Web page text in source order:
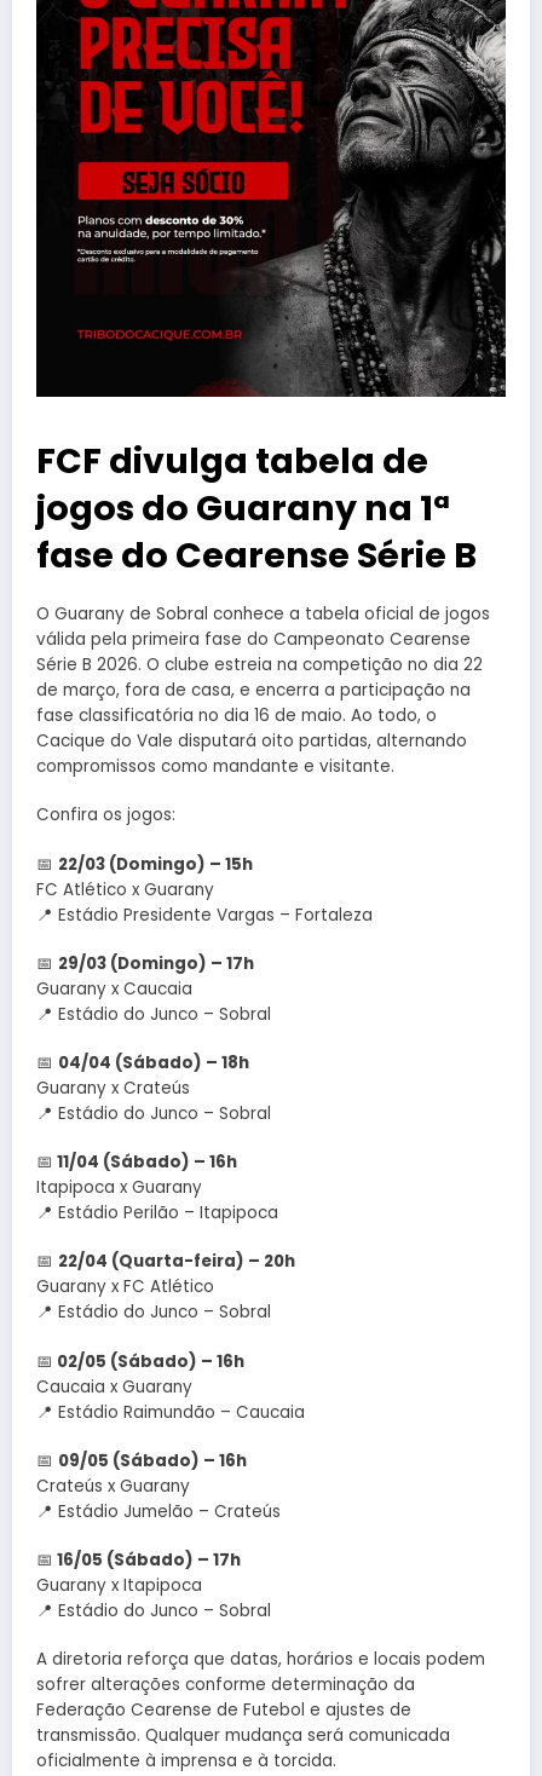
FCF divulga tabela de
jogos do Guarany na 1ª
fase do Cearense Série B
O Guarany de Sobral conhece a tabela oficial de jogos
válida pela primeira fase do Campeonato Cearense
Série B 2026. O clube estreia na competição no dia 22
de março, fora de casa, e encerra a participação na
fase classificatória no dia 16 de maio. Ao todo, o
Cacique do Vale disputará oito partidas, alternando
compromissos como mandante e visitante.
Confira os jogos:
📅 22/03 (Domingo) – 15h
FC Atlético x Guarany
📍 Estádio Presidente Vargas – Fortaleza
📅 29/03 (Domingo) – 17h
Guarany x Caucaia
📍 Estádio do Junco – Sobral
📅 04/04 (Sábado) – 18h
Guarany x Crateús
📍 Estádio do Junco – Sobral
📅 11/04 (Sábado) – 16h
Itapipoca x Guarany
📍 Estádio Perilão – Itapipoca
📅 22/04 (Quarta-feira) – 20h
Guarany x FC Atlético
📍 Estádio do Junco – Sobral
📅 02/05 (Sábado) – 16h
Caucaia x Guarany
📍 Estádio Raimundão – Caucaia
📅 09/05 (Sábado) – 16h
Crateús x Guarany
📍 Estádio Jumelão – Crateús
📅 16/05 (Sábado) – 17h
Guarany x Itapipoca
📍 Estádio do Junco – Sobral
A diretoria reforça que datas, horários e locais podem
sofrer alterações conforme determinação da
Federação Cearense de Futebol e ajustes de
transmissão. Qualquer mudança será comunicada
oficialmente à imprensa e à torcida.